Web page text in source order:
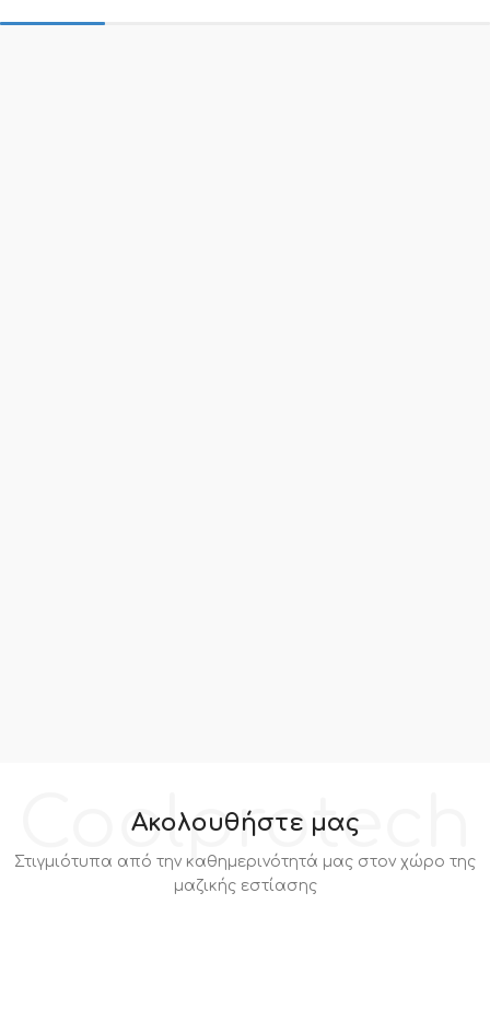
Coolprotech
Ακολουθήστε μας
Στιγμιότυπα από την καθημερινότητά μας στον χώρο της
μαζικής εστίασης